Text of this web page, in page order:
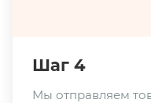
Шаг 4
Мы отправляем